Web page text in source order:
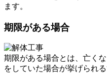
ます。
期限がある場合
期限がある場合とは、亡く
をしていた場合が挙げられる